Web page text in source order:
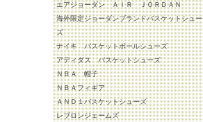
エアジョーダン ＡＩＲ ＪＯＲＤＡＮ
海外限定ジョーダンブランドバスケットシュー
ズ
ナイキ バスケットボールシューズ
アディダス バスケットシューズ
ＮＢＡ 帽子
ＮＢＡフィギア
ＡＮＤ１バスケットシューズ
レブロンジェームズ